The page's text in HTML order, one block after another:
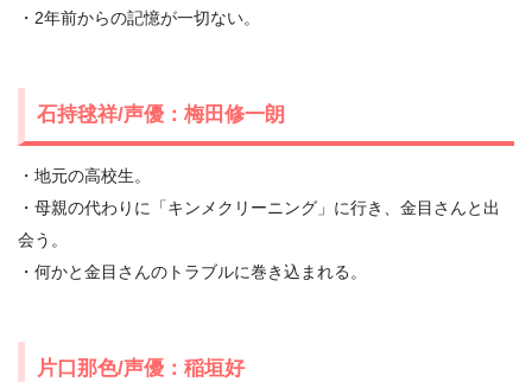
・2年前からの記憶が一切ない。
石持毬祥/声優：梅田修一朗
・地元の高校生。
・母親の代わりに「キンメクリーニング」に行き、金目さんと出
会う。
・何かと金目さんのトラブルに巻き込まれる。
片口那色/声優：稲垣好